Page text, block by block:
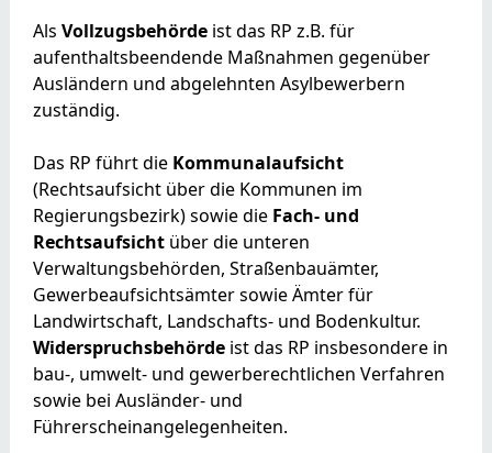
Als Vollzugsbehördeist das RP z.B. für
aufenthaltsbeendende Maßnahmen gegenüber
Ausländern und abgelehnten Asylbewerbern
zuständig.
Das RP führt die Kommunalaufsicht
(Rechtsaufsicht über die Kommunen im
Regierungsbezirk) sowie die Fach- und
Rechtsaufsichtüber die unteren
Verwaltungsbehörden, Straßenbauämter,
Gewerbeaufsichtsämter sowie Ämter für
Landwirtschaft, Landschafts- und Bodenkultur.
Widerspruchsbehördeist das RP insbesondere in
bau-, umwelt- und gewerberechtlichen Verfahren
sowie bei Ausländer- und
Führerscheinangelegenheiten.